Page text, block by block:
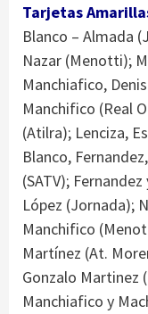
Tarjetas
Blanco – Almada
Nazar (Menotti);
Manchiafico,
Manchifico (Real
(Atilra); Lenciza,
Blanco,
(SATV);
López (Jornada);
Manchifico
Martínez (At.
Gonzalo Martinez
Manchiafico y